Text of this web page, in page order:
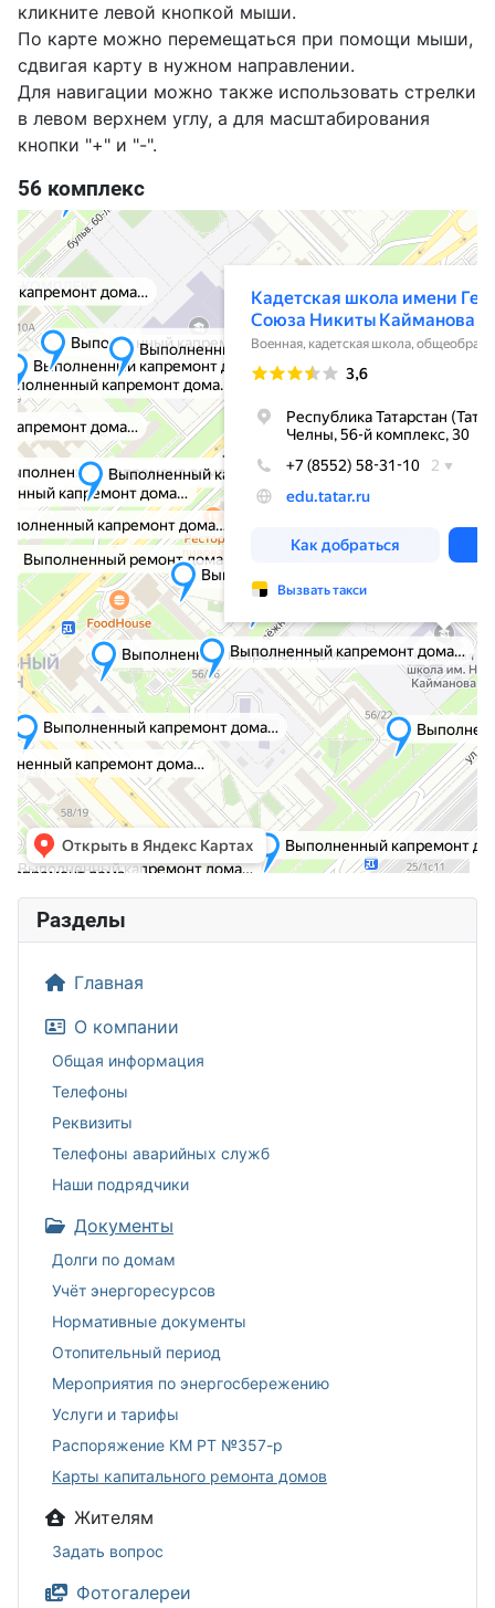
Разделы
Главная
О компании
Общая информация
Телефоны
Реквизиты
Телефоны аварийных служб
Наши подрядчики
Документы
Долги по домам
Учёт энергоресурсов
Нормативные документы
Отопительный период
Мероприятия по энергосбережению
Услуги и тарифы
Распоряжение КМ РТ №357-р
Карты капитального ремонта домов
Жителям
Задать вопрос
Фотогалереи
кликните левой кнопкой мыши.
По карте можно перемещаться при помощи мыши,
сдвигая карту в нужном направлении.
Для навигации можно также использовать стрелки
в левом верхнем углу, а для масштабирования
кнопки "+" и "-".
56 комплекс
Кадетская школа имени Героя Советского Союза Никиты Кайманова
Военная, кадетская школа в Набережных Челнах
Общеобразовательная школа в Набережных Челнах